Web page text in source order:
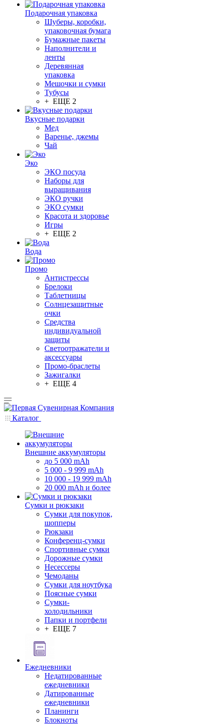
Подарочная упаковка
Шуберы, коробки,
упаковочная бумага
Бумажные пакеты
Наполнители и
ленты
Деревянная
упаковка
Мешочки и сумки
Тубусы
+ ЕЩЕ 2
Вкусные подарки
Мед
Варенье, джемы
Чай
Эко
ЭКО посуда
Наборы для
выращивания
ЭКО ручки
ЭКО сумки
Красота и здоровье
Игры
+ ЕЩЕ 2
Вода
Промо
Антистрессы
Брелоки
Таблетницы
Солнцезащитные
очки
Средства
индивидуальной
защиты
Светоотражатели и
аксессуары
Промо-браслеты
Зажигалки
+ ЕЩЕ 4
Каталог
Внешние аккумуляторы
до 5 000 mAh
5 000 - 9 999 mAh
10 000 - 19 999 mAh
20 000 mAh и более
Сумки и рюкзаки
Сумки для покупок,
шопперы
Рюкзаки
Конференц-сумки
Спортивные сумки
Дорожные сумки
Несессеры
Чемоданы
Сумки для ноутбука
Поясные сумки
Сумки-
холодильники
Папки и портфели
+ ЕЩЕ 7
Ежедневники
Недатированные
ежедневники
Датированные
ежедневники
Планинги
Блокноты